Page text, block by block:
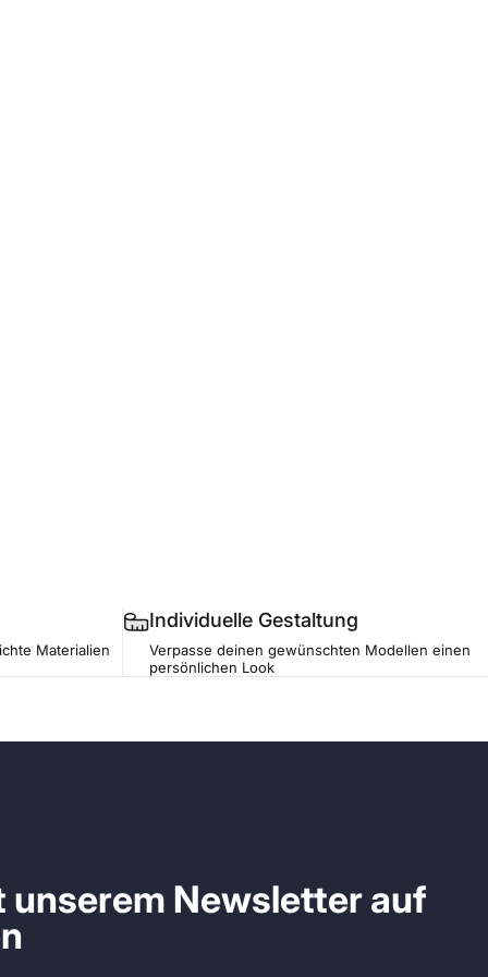
Materialien
Individuelle Gestaltung
Verpasse deinen gewünschten Modellen einen
persönlichen Look
unserem Newsletter auf